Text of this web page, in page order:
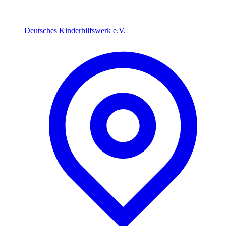
Deutsches Kinderhilfswerk e.V.